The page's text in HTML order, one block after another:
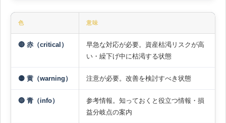
色 意味
🔴 赤（critical）
早急な対応が必要。資産枯渇リスクが高
い・繰下げ中に枯渇する状態
🟡 黄（warning） 注意が必要。改善を検討すべき状態
🔵 青（info）
参考情報。知っておくと役立つ情報・損
益分岐点の案内